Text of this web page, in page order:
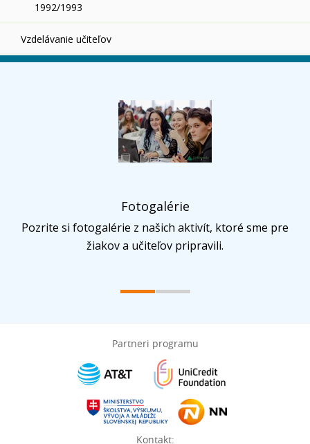
1992/1993
Vzdelávanie učiteľov
Fotogalérie
Pozrite si fotogalérie z našich aktivít, ktoré sme pre
žiakov a učiteľov pripravili.
Partneri programu
Kontakt: